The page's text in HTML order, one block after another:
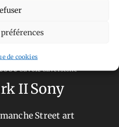
de cookies
Normandie
OM-D E-M5
Savoie Silverstone
IISony
Street art